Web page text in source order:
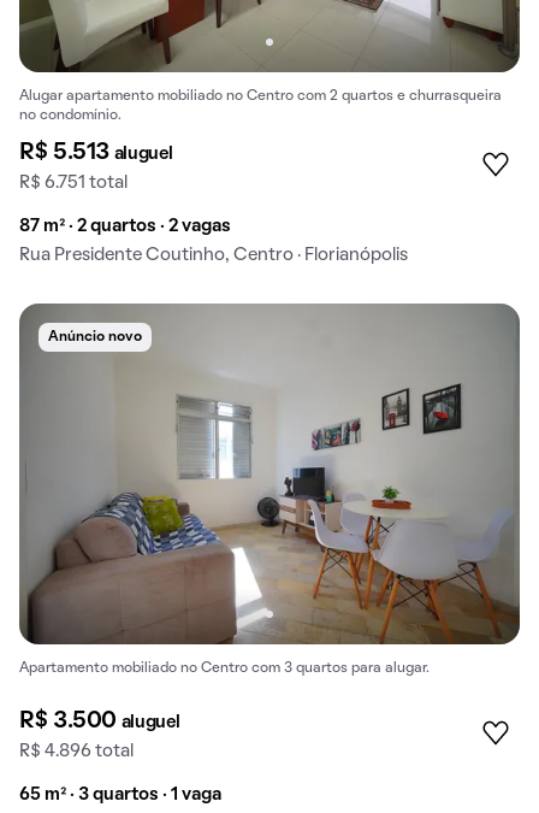
Alugar apartamento mobiliado no Centro com 2 quartos e churrasqueira
no condomínio.
R$ 5.513 aluguel
R$ 6.751 total
87 m² · 2 quartos · 2 vagas
Rua Presidente Coutinho, Centro · Florianópolis
Anúncio novo
Apartamento mobiliado no Centro com 3 quartos para alugar.
R$ 3.500 aluguel
R$ 4.896 total
65 m² · 3 quartos · 1 vaga